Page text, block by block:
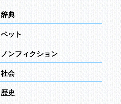
辞典
ペット
ノンフィクション
社会
歴史